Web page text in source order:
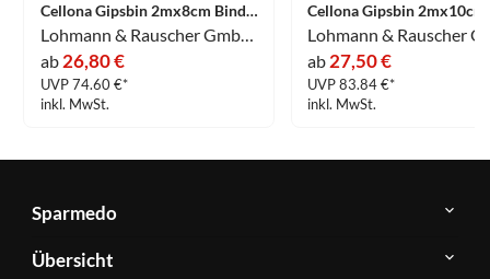
Cellona Gipsbin 2mx8cm Binde 10 Stück
Lohmann & Rauscher GmbH & Co.KG
ab26,80 €
UVP 74.60 €*
inkl. MwSt.
ab27,50 €
UVP 83.84 €*
inkl. MwSt.
Sparmedo
Über
Sparmedo
Übersicht